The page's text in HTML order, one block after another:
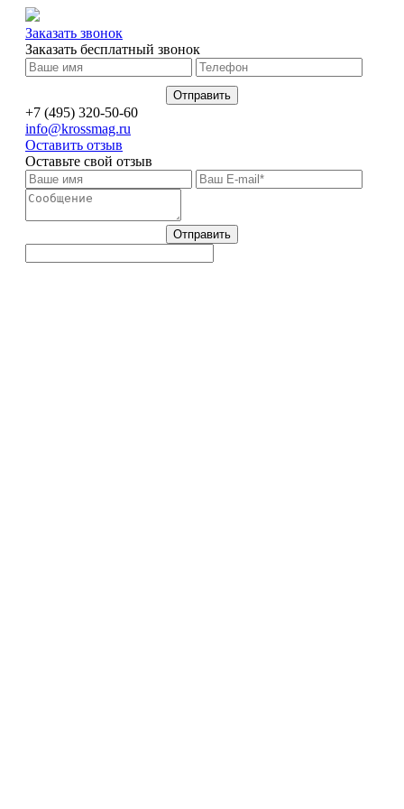
Заказать звонок
Заказать бесплатный звонок
+7 (495) 320-50-60
info@krossmag.ru
Оставить отзыв
Оставьте свой отзыв